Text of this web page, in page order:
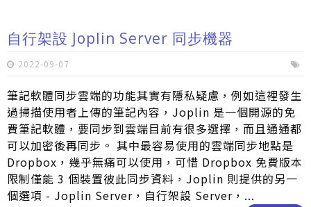
自行架設 Joplin Server 同步機器
2022-09-07
筆記軟體同步雲端的功能其實有隱私疑慮，例如這裡發生
過掃描使用者上傳的筆記內容，Joplin 是一個開源的免
費筆記軟體，要同步到雲端目前有很多選擇，而且通通都
可以加密後再同步。 其中最容易使用的雲端同步地點是
Dropbox，幾乎無痛可以使用，可惜 Dropbox 免費版本
限制僅能 3 個裝置彼此同步資料，Joplin 則提供的另一
個選項 - Joplin Server，自行架設 Server，...